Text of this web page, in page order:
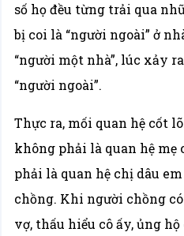
số họ đều từng trải qua
bị coi là “người ngoài” ở
“người một nhà”, lúc xảy
“người ngoài”.
Thực ra, mối quan hệ cốt
không phải là quan hệ mẹ
phải là quan hệ chị dâu
chồng. Khi người chồng
vợ, thấu hiểu cô ấy, ủng hộ